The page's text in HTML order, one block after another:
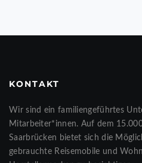
KONTAKT
Wir sind ein familiengeführtes
Mitarbeiter*innen. Auf dem
Saarbrücken bietet sich die
gebrauchte Reisemobile und